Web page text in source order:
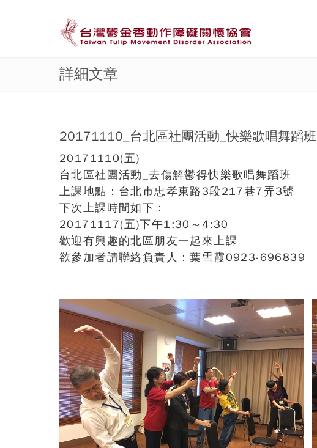
詳細文章
20171110_台北區社團活動_快樂歌唱舞蹈班
20171110(五)
台北區社團活動_去傷解鬱得快樂歌唱舞蹈班
上課地點：台北市忠孝東路3段217巷7弄3號
下次上課時間如下：
20171117(五)下午1:30～4:30
歡迎有興趣的北區朋友一起來上課
欲參加者請聯絡負責人：葉雪霞0923-696839